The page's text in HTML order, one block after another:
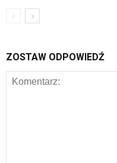
ZOSTAW ODPOWIEDŹ